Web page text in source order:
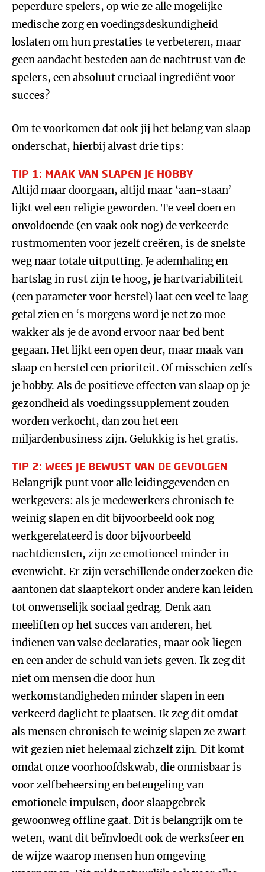
peperdure spelers, op wie ze alle mogelijke
medische zorg en voedingsdeskundigheid
loslaten om hun prestaties te verbeteren, maar
geen aandacht besteden aan de nachtrust van de
spelers, een absoluut cruciaal ingrediënt voor
succes?
Om te voorkomen dat ook jij het belang van slaap
onderschat, hierbij alvast drie tips:
TIP 1: MAAK VAN SLAPEN JE HOBBY
Altijd maar doorgaan, altijd maar ‘aan-staan’
lijkt wel een religie geworden. Te veel doen en
onvoldoende (en vaak ook nog) de verkeerde
rustmomenten voor jezelf creëren, is de snelste
weg naar totale uitputting. Je ademhaling en
hartslag in rust zijn te hoog, je hartvariabiliteit
(een parameter voor herstel) laat een veel te laag
getal zien en ‘s morgens word je net zo moe
wakker als je de avond ervoor naar bed bent
gegaan. Het lijkt een open deur, maar maak van
slaap en herstel een prioriteit. Of misschien zelfs
je hobby. Als de positieve effecten van slaap op je
gezondheid als voedingssupplement zouden
worden verkocht, dan zou het een
miljardenbusiness zijn. Gelukkig is het gratis.
TIP 2: WEES JE BEWUST VAN DE GEVOLGEN
Belangrijk punt voor alle leidinggevenden en
werkgevers: als je medewerkers chronisch te
weinig slapen en dit bijvoorbeeld ook nog
werkgerelateerd is door bijvoorbeeld
nachtdiensten, zijn ze emotioneel minder in
evenwicht. Er zijn verschillende onderzoeken die
aantonen dat slaaptekort onder andere kan leiden
tot onwenselijk sociaal gedrag. Denk aan
meeliften op het succes van anderen, het
indienen van valse declaraties, maar ook liegen
en een ander de schuld van iets geven. Ik zeg dit
niet om mensen die door hun
werkomstandigheden minder slapen in een
verkeerd daglicht te plaatsen. Ik zeg dit omdat
als mensen chronisch te weinig slapen ze zwart-
wit gezien niet helemaal zichzelf zijn. Dit komt
omdat onze voorhoofdskwab, die onmisbaar is
voor zelfbeheersing en beteugeling van
emotionele impulsen, door slaapgebrek
gewoonweg offline gaat. Dit is belangrijk om te
weten, want dit beïnvloedt ook de werksfeer en
de wijze waarop mensen hun omgeving